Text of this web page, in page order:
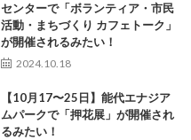
センターで「ボランティア・市民
活動・まちづくり カフェトーク」
が開催されるみたい！
2024.10.18
【10月17〜25日】能代エナジア
ムパークで「押花展」が開催され
るみたい！